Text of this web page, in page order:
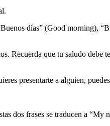
días” (Good morning),
Recuerda que tu saludo
presentarte a alguien,
dos frases se traducen a “My